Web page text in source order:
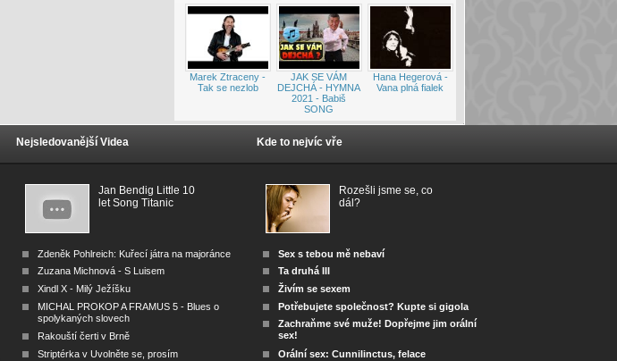
Hana Hegerová -
Vana plná fialek
JAK SE VÁM
DEJCHÁ - HYMNA
2021 - Babiš
SONG
Marek Ztraceny -
Tak se nezlob
Nejsledovanější Videa
Jan Bendig Little 10
let Song Titanic
Zdeněk Pohlreich: Kuřecí játra na majoránce
Zuzana Michnová - S Luisem
Xindl X - Milý Ježíšku
MICHAL PROKOP A FRAMUS 5 - Blues o
spolykaných slovech
Rakouští čerti v Brně
Striptérka v Uvolněte se, prosím
Kde to nejvíc vře
Rozešli jsme se, co
dál?
Sex s tebou mě nebaví
Ta druhá III
Živím se sexem
Potřebujete společnost? Kupte si gigola
Zachraňme své muže! Dopřejme jim orální
sex!
Orální sex: Cunnilinctus, felace